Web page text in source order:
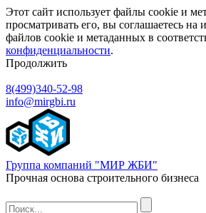
Этот сайт использует файлы cookie и
просматривать его, вы соглашаетесь на
файлов cookie и метаданных в
конфиденциальности.
Продолжить
8(499)340-52-98
info@mirgbi.ru
Группа компаний "МИР ЖБИ"
Прочная основа строительного бизнеса